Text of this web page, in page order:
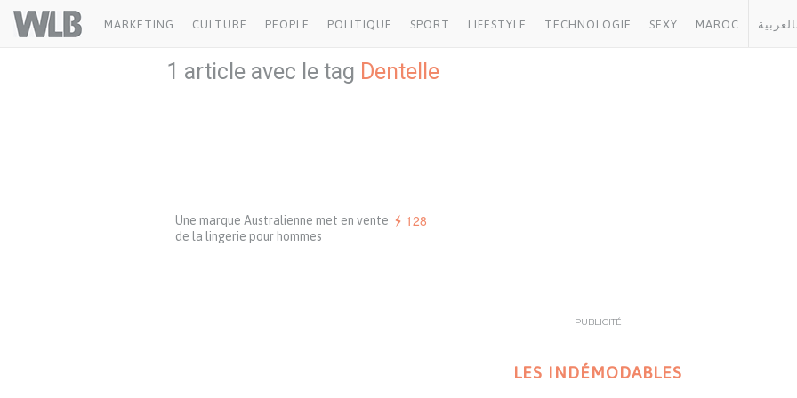
Welovebuzz
MARKETING CULTURE PEOPLE POLITIQUE SPORT LIFESTYLE TECHNOLOGIE SEXY MAROC
1 article avec le tag Dentelle
128
Une marque Australienne met en vente
de la lingerie pour hommes
PUBLICITÉ
LES INDÉMODABLES